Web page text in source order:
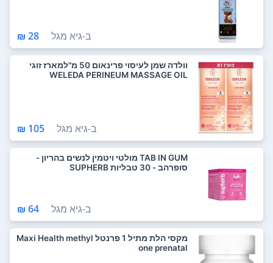
ב-גיא מגל 28 ₪
וולדה שמן לעיסוי פרינאום 50 מ"למארז זוגי
WELEDA PERINEUM MASSAGE OIL
ב-גיא מגל 105 ₪
TAB IN GUM מולטי ויטמין לנשים בהריון -
סופרהב - 30 טבליות SUPHERB
ב-גיא מגל 64 ₪
מקסי הלת מתיל 1 פרנטל Maxi Health methyl
one prenatal